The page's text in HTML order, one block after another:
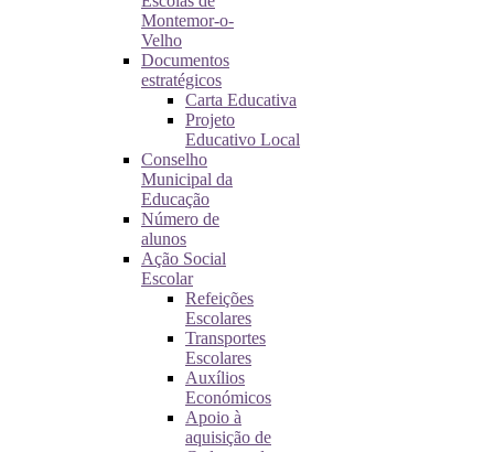
Montemor-o-
Velho
Documentos
estratégicos
Carta Educativa
Projeto
Educativo Local
Conselho
Municipal da
Educação
Número de
alunos
Ação Social
Escolar
Refeições
Escolares
Transportes
Escolares
Auxílios
Económicos
Apoio à
aquisição de